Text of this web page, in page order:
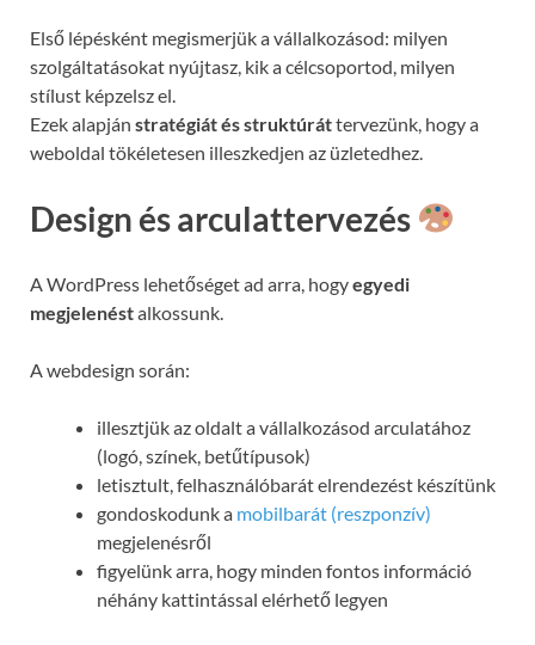
Első lépésként megismerjük a vállalkozásod: milyen
szolgáltatásokat nyújtasz, kik a célcsoportod, milyen
stílust képzelsz el.
Ezek alapján stratégiát és struktúráttervezünk, hogy a
weboldal tökéletesen illeszkedjen az üzletedhez.
Design és arculattervezés
A WordPress lehetőséget ad arra, hogyegyedi
megjelenéstalkossunk.
A webdesign során:
illesztjük az oldalt a vállalkozásod arculatához
(logó, színek, betűtípusok)
letisztult, felhasználóbarát elrendezést készítünk
gondoskodunk a mobilbarát (reszponzív)
megjelenésről
figyelünk arra, hogy minden fontos információ
néhány kattintással elérhető legyen